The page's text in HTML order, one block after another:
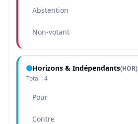
Abstention
Non-votant
Horizons & Indépendants(HOR)
Total :4
Pour
Contre